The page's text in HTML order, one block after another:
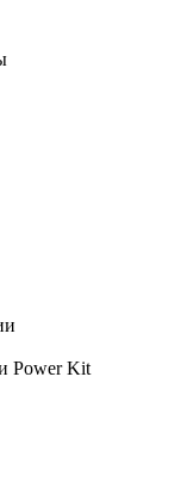
Power Kit